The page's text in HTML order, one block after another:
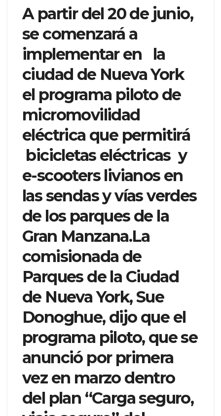
A partir del 20 de junio,
se comenzará a
implementar en la
ciudad de Nueva York
el programa piloto de
micromovilidad
eléctrica que permitirá
bicicletas eléctricas y
e-scooters livianos en
las sendas y vías verdes
de los parques de la
Gran Manzana.La
comisionada de
Parques de la Ciudad
de Nueva York, Sue
Donoghue, dijo que el
programa piloto, que se
anunció por primera
vez en marzo dentro
del plan “Carga seguro,